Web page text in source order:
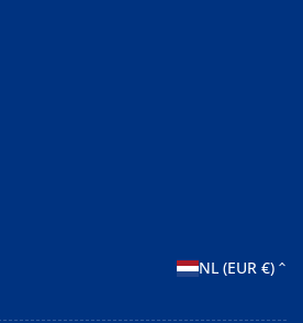
L
NL (EUR €)